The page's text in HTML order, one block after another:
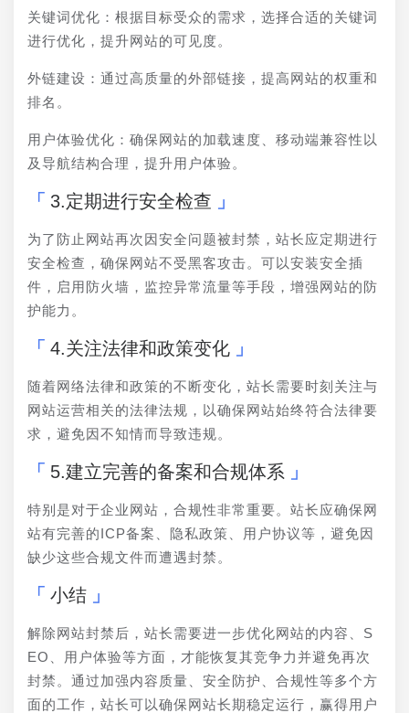
关键词优化：根据目标受众的需求，选择合适的关键词
进行优化，提升网站的可见度。
外链建设：通过高质量的外部链接，提高网站的权重和
排名。
用户体验优化：确保网站的加载速度、移动端兼容性以
及导航结构合理，提升用户体验。
3.定期进行安全检查
为了防止网站再次因安全问题被封禁，站长应定期进行
安全检查，确保网站不受黑客攻击。可以安装安全插
件，启用防火墙，监控异常流量等手段，增强网站的防
护能力。
4.关注法律和政策变化
随着网络法律和政策的不断变化，站长需要时刻关注与
网站运营相关的法律法规，以确保网站始终符合法律要
求，避免因不知情而导致违规。
5.建立完善的备案和合规体系
特别是对于企业网站，合规性非常重要。站长应确保网
站有完善的ICP备案、隐私政策、用户协议等，避免因
缺少这些合规文件而遭遇封禁。
小结
解除网站封禁后，站长需要进一步优化网站的内容、S
EO、用户体验等方面，才能恢复其竞争力并避免再次
封禁。通过加强内容质量、安全防护、合规性等多个方
面的工作，站长可以确保网站长期稳定运行，赢得用户